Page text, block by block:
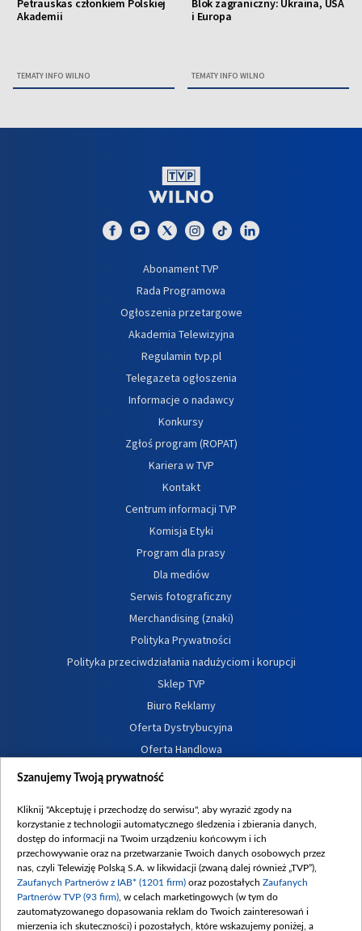
Petrauskas członkiem Polskiej
Akademii
TEMATY INFO WILNO
Blok zagraniczny: Ukraina, USA
i Europa
TEMATY INFO WILNO
Abonament TVP
Rada Programowa
Ogłoszenia przetargowe
Akademia Telewizyjna
Regulamin tvp.pl
Telegazeta ogłoszenia
Informacje o nadawcy
Konkursy
Zgłoś program (ROPAT)
Kariera w TVP
Kontakt
Centrum informacji TVP
Komisja Etyki
Program dla prasy
Dla mediów
Serwis fotograficzny
Merchandising (znaki)
Polityka Prywatności
Polityka przeciwdziałania nadużyciom i korupcji
Sklep TVP
Biuro Reklamy
Oferta Dystrybucyjna
Oferta Handlowa
Dostępność
Procedura zgłoszeń wewnętrznych
Szanujemy Twoją prywatność
Kliknij "Akceptuję i przechodzę do serwisu", aby wyrazić zgody na
korzystanie z technologii automatycznego śledzenia i zbierania danych,
dostęp do informacji na Twoim urządzeniu końcowym i ich
przechowywanie oraz na przetwarzanie Twoich danych osobowych przez
nas, czyli Telewizję Polską S.A. w likwidacji (zwaną dalej również „TVP”),
Zaufanych Partnerów z IAB* (1201 firm) oraz pozostałych Zaufanych
Partnerów TVP (93 firm) , w celach marketingowych (w tym do
zautomatyzowanego dopasowania reklam do Twoich zainteresowań i
mierzenia ich skuteczności) i pozostałych, które wskazujemy poniżej, a